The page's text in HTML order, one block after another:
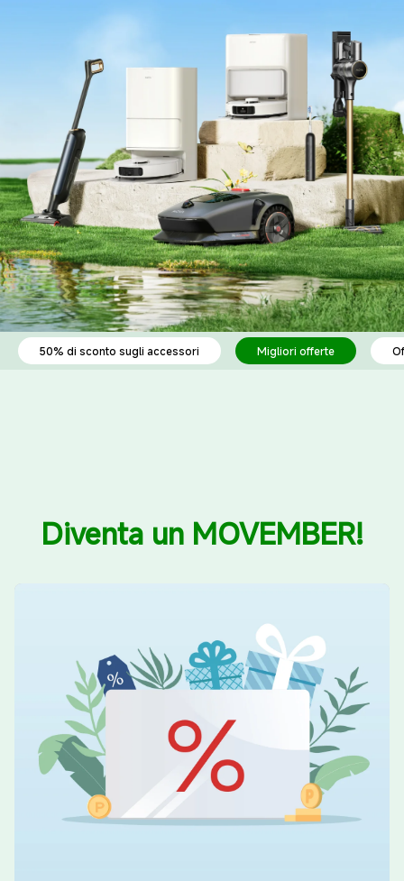
50% di sconto sugli accessori Migliori offerte
Diventa un MOVEMBER!